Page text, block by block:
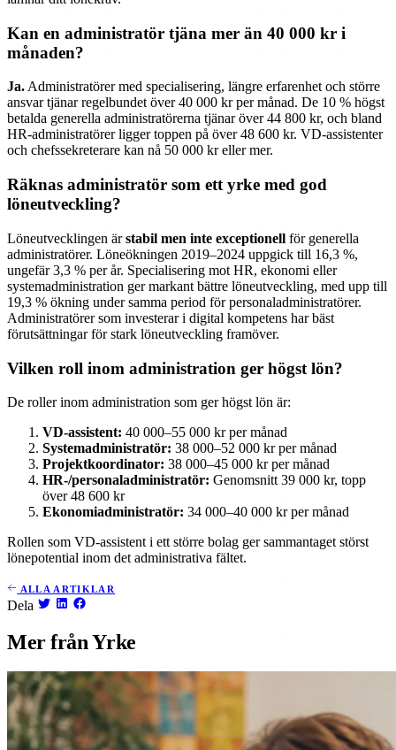
Kan en administratör tjäna mer än 40 000 kr i
månaden?
Ja. Administratörer med specialisering, längre erfarenhet och större
ansvar tjänar regelbundet över 40 000 kr per månad. De 10 % högst
betalda generella administratörerna tjänar över 44 800 kr, och bland
HR-administratörer ligger toppen på över 48 600 kr. VD-assistenter
och chefssekreterare kan nå 50 000 kr eller mer.
Räknas administratör som ett yrke med god
löneutveckling?
Löneutvecklingen ärstabil men inte exceptionell för generella
administratörer. Löneökningen 2019–2024 uppgick till 16,3 %,
ungefär 3,3 % per år. Specialisering mot HR, ekonomi eller
systemadministration ger markant bättre löneutveckling, med upp till
19,3 % ökning under samma period för personaladministratörer.
Administratörer som investerar i digital kompetens har bäst
förutsättningar för stark löneutveckling framöver.
Vilken roll inom administration ger högst lön?
De roller inom administration som ger högst lön är:
VD-assistent: 40 000–55 000 kr per månad
Systemadministratör: 38 000–52 000 kr per månad
Projektkoordinator: 38 000–45 000 kr per månad
HR-/personaladministratör: Genomsnitt 39 000 kr, topp
över 48 600 kr
Ekonomiadministratör: 34 000–40 000 kr per månad
Rollen som VD-assistent i ett större bolag ger sammantaget störst
lönepotential inom det administrativa fältet.
ALLA ARTIKLAR
Dela
Mer från Yrke